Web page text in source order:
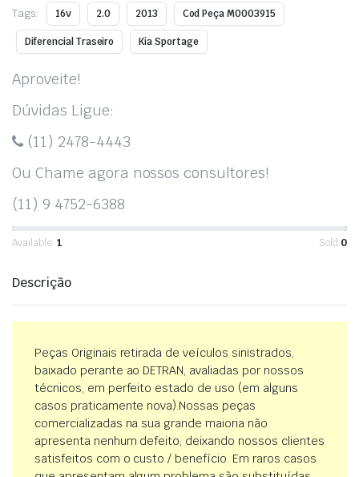
Tags: 16v 2.0 2013 Cod Peça M0003915
Diferencial Traseiro Kia Sportage
Aproveite!
Dúvidas Ligue:
(11) 2478-4443
Ou Chame agora nossos consultores!
(11) 9 4752-6388
Available: 1 Sold:0
Descrição
Peças Originais retirada de veículos sinistrados,
baixado perante ao DETRAN, avaliadas por nossos
técnicos, em perfeito estado de uso (em alguns
casos praticamente nova).Nossas peças
comercializadas na sua grande maioria não
apresenta nenhum defeito, deixando nossos clientes
satisfeitos com o custo / benefício. Em raros casos